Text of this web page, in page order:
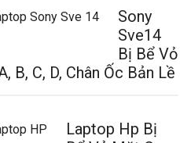
Sony
Sve14
Bị Bể Vỏ
B, C, D, Chân Ốc Bản Lề
Laptop Hp Bị